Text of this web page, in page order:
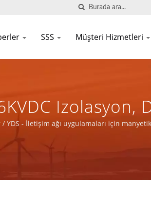
SSS Müşteri Hizmetleri
Izolasyon,
Için Manyetik
YDS - İletişim ağı uygulamaları için